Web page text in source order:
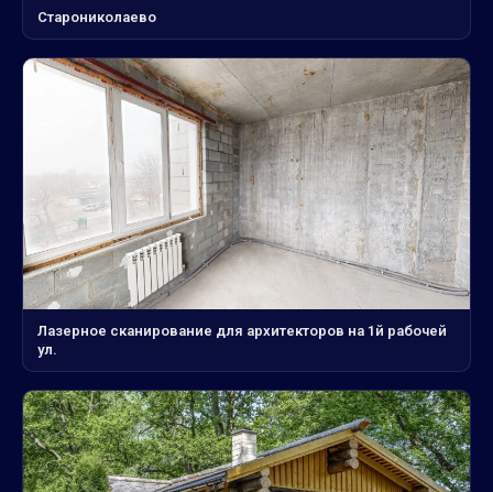
Старониколаево
Лазерное сканирование для архитекторов на 1й рабочей
ул.